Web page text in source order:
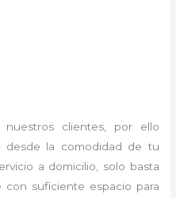
clientes, por ello
desde la comodidad de tu
a domicilio, solo basta
suficiente espacio para